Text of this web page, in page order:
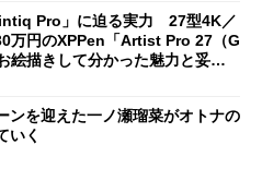
Pro」に迫る実力 27型4K／
万円のXPPen「Artist Pro 27（G
絵描きして分かった魅力と妥協
ンを迎えた一ノ瀬瑠菜がオトナの
いく